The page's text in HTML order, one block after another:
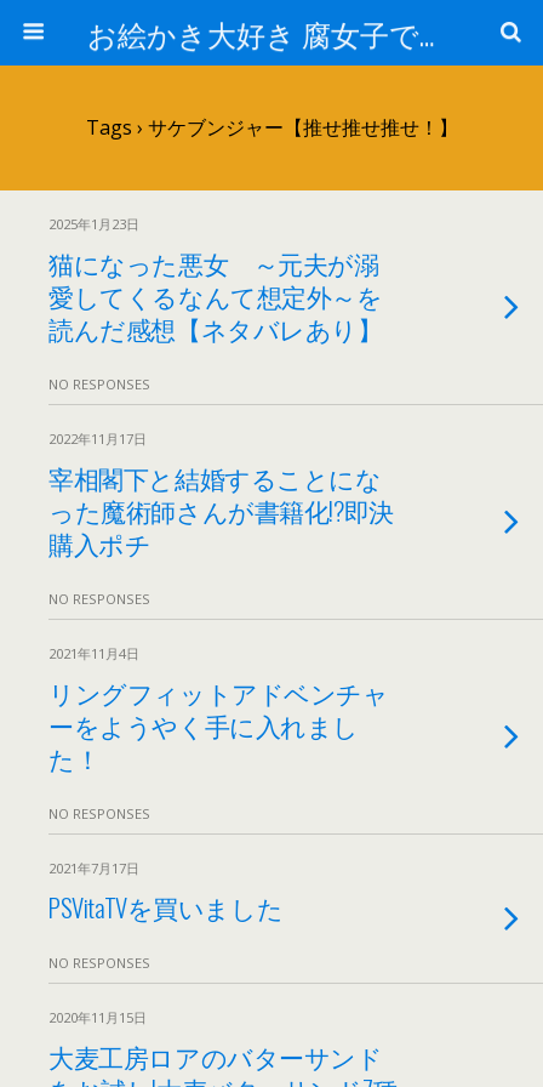
お絵かき大好き 腐女子でゲーマーのおかしな生活
Tags › サケブンジャー【推せ推せ推せ！】
2025年1月23日
猫になった悪女 ～元夫が溺
愛してくるなんて想定外～を
読んだ感想【ネタバレあり】
NO RESPONSES
2022年11月17日
宰相閣下と結婚することにな
った魔術師さんが書籍化!?即決
購入ポチ
NO RESPONSES
2021年11月4日
リングフィットアドベンチャ
ーをようやく手に入れまし
た！
NO RESPONSES
2021年7月17日
PSVitaTVを買いました
NO RESPONSES
2020年11月15日
大麦工房ロアのバターサンド